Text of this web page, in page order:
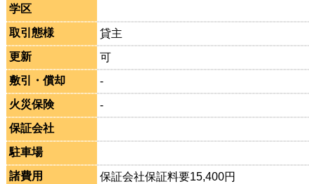
学区
取引態様
貸主
更新
可
敷引・償却
-
火災保険
-
保証会社
駐車場
諸費用
保証会社保証料要15,400円